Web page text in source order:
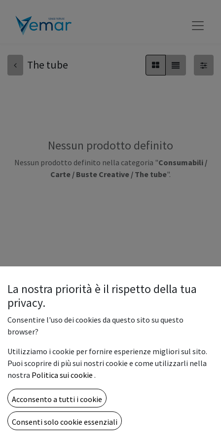
The tube
Nessun prodotto definito
Nessun prodotto definito nella categoria "Consumabili /
Carte / Buste Creative / The tube".
Copyright © Vemar sas
La nostra priorità è il rispetto della tua
privacy.
Consentire l'uso dei cookies da questo sito su questo
browser?
Utilizziamo i cookie per fornire esperienze migliori sul sito.
Puoi scoprire di più sui nostri cookie e come utilizzarli nella
nostra Politica sui cookie .
Acconsento a tutti i cookie
Consenti solo cookie essenziali